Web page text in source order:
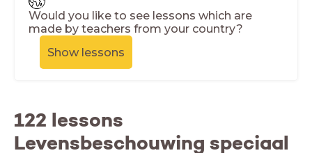
Would you like to see lessons which are
made by teachers from your country?
Show lessons
122 lessons
Levensbeschouwing speciaal